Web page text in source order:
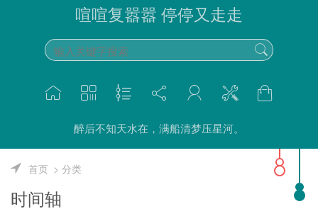
喧喧复嚣嚣 停停又走走
醉后不知天水在，满船清梦压星河。
首页 分类
时间轴